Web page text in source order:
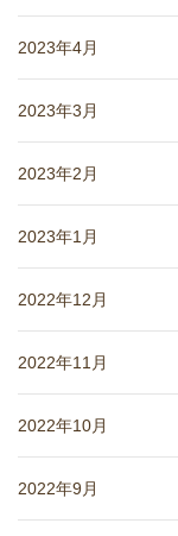
2023年4月
2023年3月
2023年2月
2023年1月
2022年12月
2022年11月
2022年10月
2022年9月